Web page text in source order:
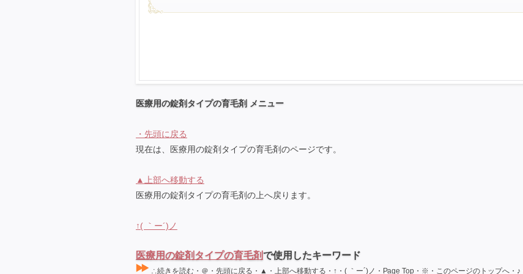
医療用の錠剤タイプの育毛剤 メニュー
・先頭に戻る
現在は、医療用の錠剤タイプの育毛剤のページです。
▲上部へ移動する
医療用の錠剤タイプの育毛剤の上へ戻ります。
↑( ｀ー´)ノ
医療用の錠剤タイプの育毛剤で使用したキーワード
∴続きを読む・＠・先頭に戻る・▲・上部へ移動する・↑・( ｀ー´)ノ・Page Top・※・このページのトップへ